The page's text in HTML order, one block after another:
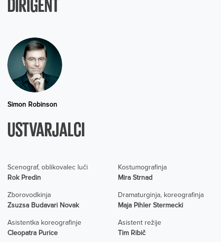
DIRIGENT
Simon Robinson
USTVARJALCI
Scenograf, oblikovalec luči
Rok Predin
Kostumografinja
Mira Strnad
Zborovodkinja
Zsuzsa Budavari Novak
Dramaturginja, koreografinja
Maja Pihler Stermecki
Asistentka koreografinje
Cleopatra Purice
Asistent režije
Tim Ribič